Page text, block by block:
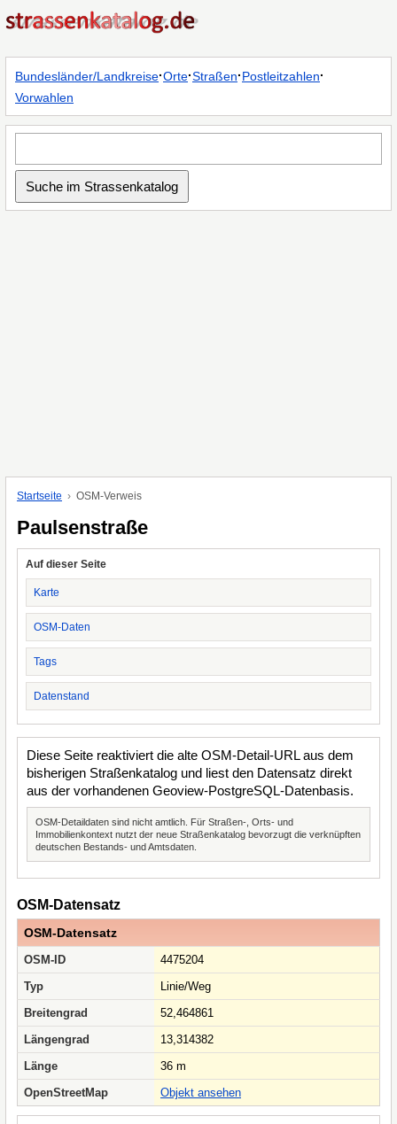
Bundesländer/Landkreise·Orte·Straßen·Postleitzahlen·
Vorwahlen
Startseite OSM-Verweis
Paulsenstraße
Auf dieser Seite
Karte
OSM-Daten
Tags
Datenstand
Diese Seite reaktiviert die alte OSM-Detail-URL aus dem
bisherigen Straßenkatalog und liest den Datensatz direkt
aus der vorhandenen Geoview-PostgreSQL-Datenbasis.
OSM-Detaildaten sind nicht amtlich. Für Straßen-, Orts- und
Immobilienkontext nutzt der neue Straßenkatalog bevorzugt die verknüpften
deutschen Bestands- und Amtsdaten.
OSM-Datensatz
OSM-Datensatz
OSM-ID
4475204
Typ
Linie/Weg
Breitengrad
52,464861
Längengrad
13,314382
Länge
36 m
OpenStreetMap
Objekt ansehen